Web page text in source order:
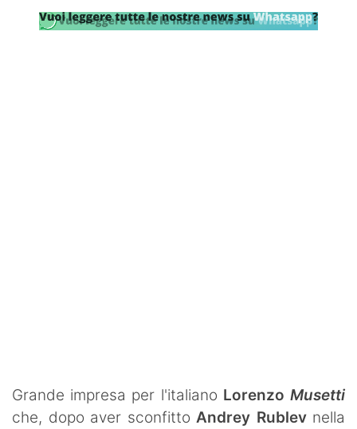
SHOP LAZIO
Grande impresa per l'italiano LorenzoMusetti
che, dopo aver sconfitto Andrey Rublevnella